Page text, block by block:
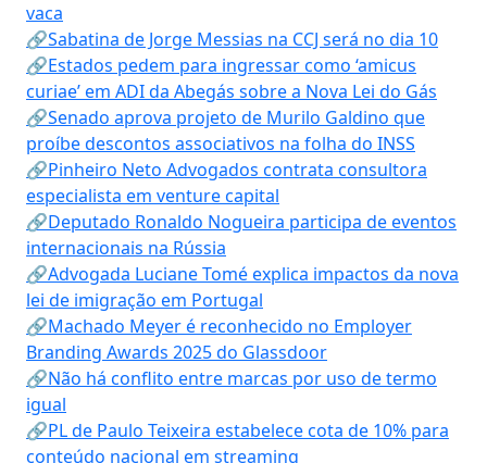
vaca
🔗Sabatina de Jorge Messias na CCJ será no dia 10
🔗Estados pedem para ingressar como ‘amicus
curiae’ em ADI da Abegás sobre a Nova Lei do Gás
🔗Senado aprova projeto de Murilo Galdino que
proíbe descontos associativos na folha do INSS
🔗Pinheiro Neto Advogados contrata consultora
especialista em venture capital
🔗Deputado Ronaldo Nogueira participa de eventos
internacionais na Rússia
🔗Advogada Luciane Tomé explica impactos da nova
lei de imigração em Portugal
🔗Machado Meyer é reconhecido no Employer
Branding Awards 2025 do Glassdoor
🔗Não há conflito entre marcas por uso de termo
igual
🔗PL de Paulo Teixeira estabelece cota de 10% para
conteúdo nacional em streaming